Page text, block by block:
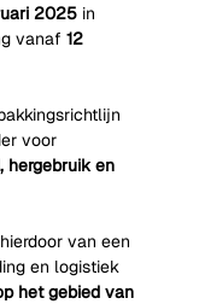
2025 in
vanaf 12
voor
hergebruik en
van een
en logistiek
het gebied van